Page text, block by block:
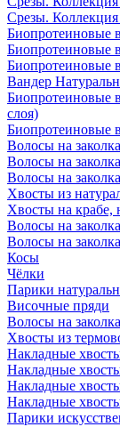
Срезы. Коллекция
Биопротеиновые
Биопротеиновые
Биопротеиновые
Вандер
Биопротеиновые
слоя)
Биопротеиновые
Волосы на
Волосы на
Волосы на
Хвосты из
Хвосты на крабе,
Волосы на
Волосы на
Косы
Чёлки
Парики
Височные пряди
Волосы на
Хвосты из
Накладные
Накладные
Накладные
Накладные
Парики